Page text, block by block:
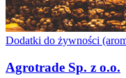
Dodatki do żywności
Agrotrade Sp. z o.o.